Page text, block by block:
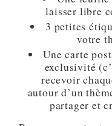
laisser libre
3 petites
votre
Une carte
exclusivité
recevoir
autour d’un
partager et